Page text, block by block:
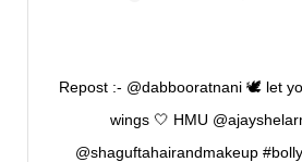
Repost :- @dabbooratnani 🕊 let
wings 🤍 HMU
@shaguftahairandmakeup